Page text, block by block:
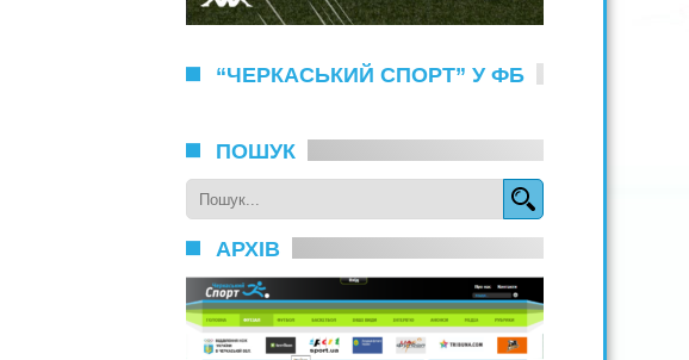
“ЧЕРКАСЬКИЙ СПОРТ” У ФБ
ПОШУК
АРХІВ